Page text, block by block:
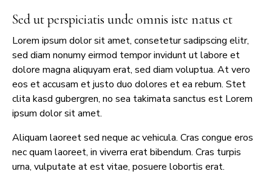
Sed ut perspiciatis unde omnis iste natus et
Lorem ipsum dolor sit amet, consetetur sadipscing elitr,
sed diam nonumy eirmod tempor invidunt ut labore et
dolore magna aliquyam erat, sed diam voluptua. At vero
eos et accusam et justo duo dolores et ea rebum. Stet
clita kasd gubergren, no sea takimata sanctus est Lorem
ipsum dolor sit amet.
Aliquam laoreet sed neque ac vehicula. Cras congue eros
nec quam laoreet, in viverra erat bibendum. Cras turpis
urna, vulputate at est vitae, posuere lobortis erat.